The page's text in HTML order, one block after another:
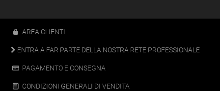
AREA CLIENTI
ENTRA A FAR PARTE DELLA NOSTRA RETE PROFESSIONALE
PAGAMENTO E CONSEGNA
CONDIZIONI GENERALI DI VENDITA